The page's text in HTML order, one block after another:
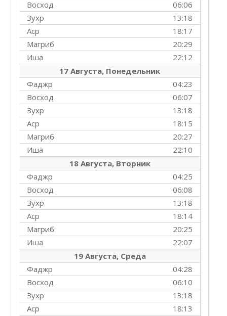
06:06
Восход
13:18
Зухр
18:17
Аср
20:29
Магриб
22:12
Иша
17 Августа, Понедельник
04:23
Фаджр
06:07
Восход
13:18
Зухр
18:15
Аср
20:27
Магриб
22:10
Иша
18 Августа, Вторник
04:25
Фаджр
06:08
Восход
13:18
Зухр
18:14
Аср
20:25
Магриб
22:07
Иша
19 Августа, Среда
04:28
Фаджр
06:10
Восход
13:18
Зухр
18:13
Аср